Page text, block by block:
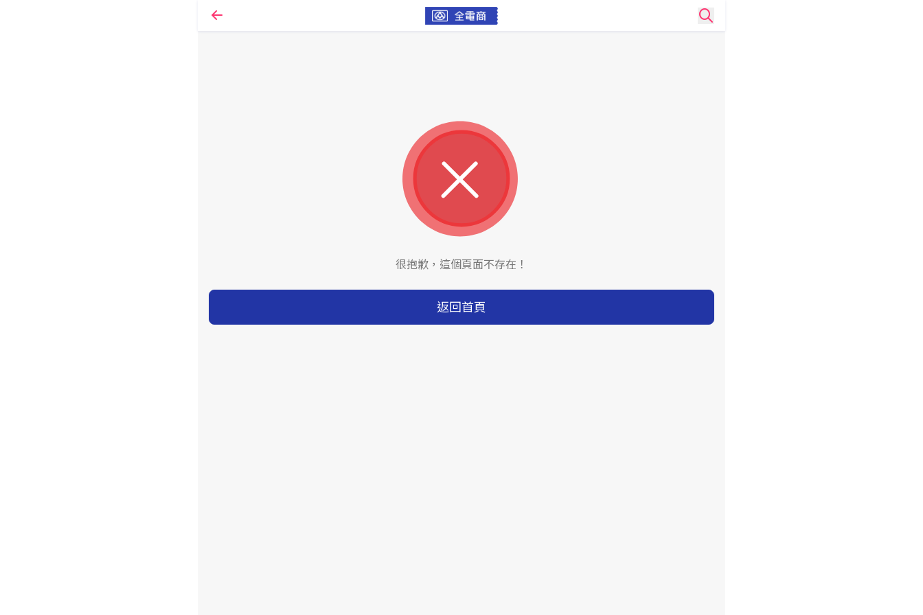
很抱歉，這個頁面不存在！
返回首頁